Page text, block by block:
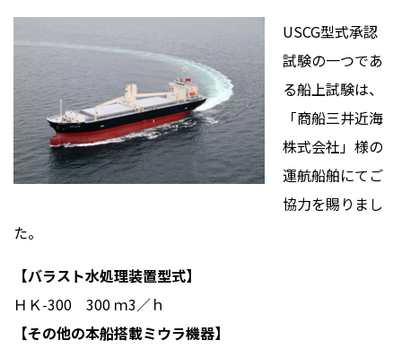
USCG型式承認
試験の一つであ
る船上試験は、
「商船三井近海
株式会社」様の
運航船舶にてご
協力を賜りまし
た。
【バラスト水処理装置型式】
ＨＫ-300 300 ｍ3／ｈ
【その他の本船搭載ミウラ機器】